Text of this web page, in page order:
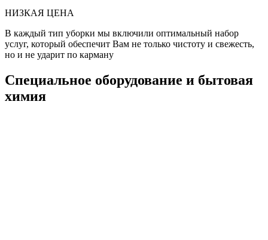
НИЗКАЯ ЦЕНА
В каждый тип уборки мы включили оптимальный набор
услуг, который обеспечит Вам не только чистоту и свежесть,
но и не ударит по карману
Специальное оборудование и бытовая
химия